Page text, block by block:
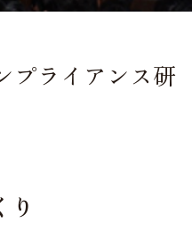
プライアンス研